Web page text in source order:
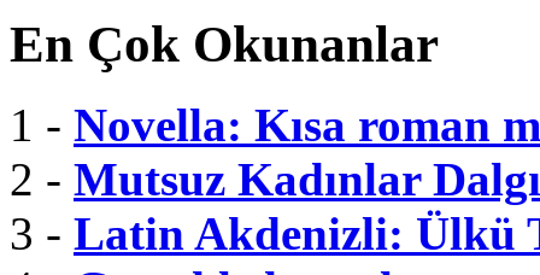
En Çok Okunanlar
1 - Novella: Kısa roman
2 - Mutsuz Kadınlar
3 - Latin Akdenizli: Ülkü